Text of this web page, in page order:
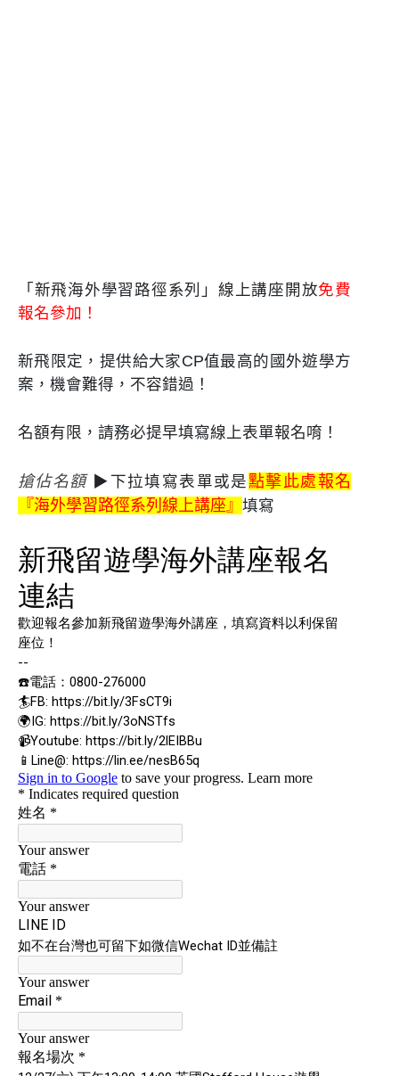
「新飛海外學習路徑系列」線上講座開放免費
報名參加！
新飛限定，提供給大家CP值最高的國外遊學方
案，機會難得，不容錯過！
名額有限，請務必提早填寫線上表單報名唷！
搶佔名額 ▶下拉填寫表單或是 點擊此處報名
『海外學習路徑系列線上講座』 填寫